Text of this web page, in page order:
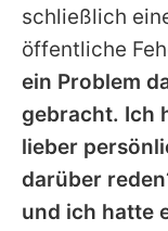
schließlich
öffentliche
ein Problem
gebracht. Ich
lieber
darüber
und ich hatte